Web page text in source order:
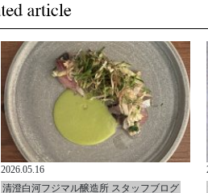
2026.05.16
清澄白河フジマル醸造所 スタッフブログ